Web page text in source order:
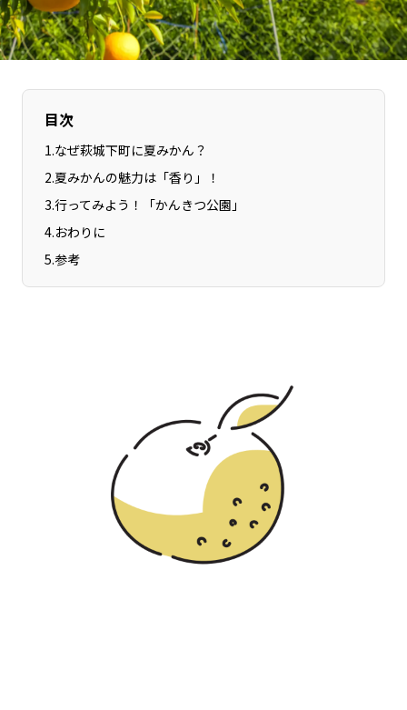
河内エリア
兵庫エリア
奈良エリア
和歌山エリア
地域を代表する 企業100選
行政連携記事
MILCプロジェクト
選出企業特別対談
SDGsの先駆者
飲食店
ニッポンの百選大全集
目次
1.なぜ萩城下町に夏みかん？
2.夏みかんの魅力は「香り」！
3.行ってみよう！「かんきつ公園」
4.おわりに
5.参考